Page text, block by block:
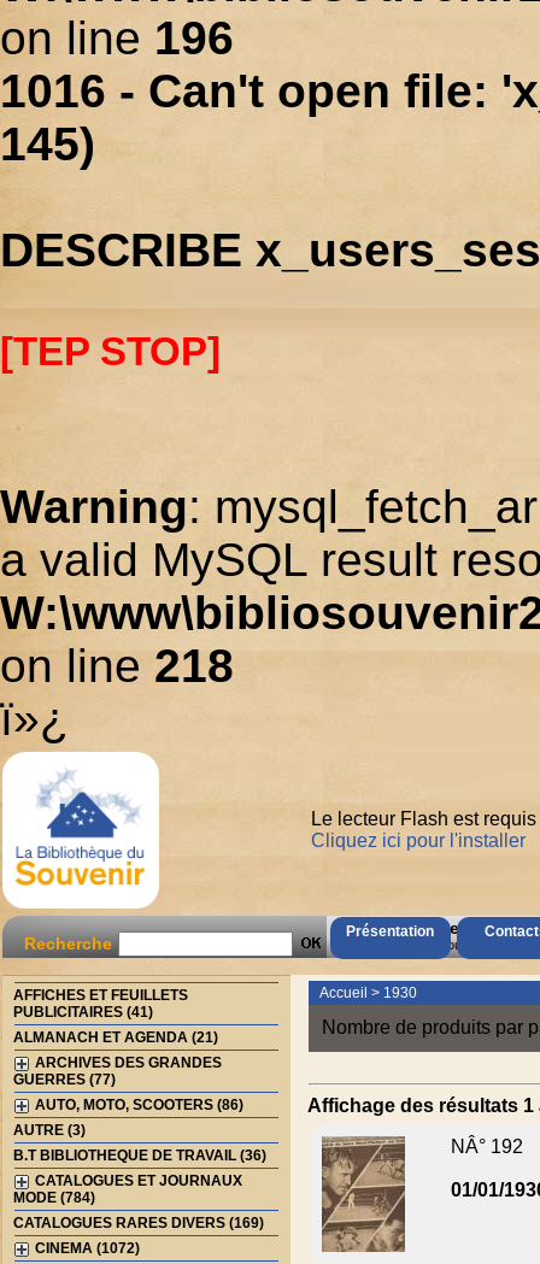
on line 196
1016 - Can't open file:
145)
DESCRIBE
[TEP STOP]
Warning:
a valid MySQL result
on line 218
ï»¿
Présentation
Le lecteur Flash est
Cliquez ici pour l'installer
Recherche
AccÃ¨s Client
Mot de passe oubliÃ© ?
AFFICHES ET FEUILLETS
PUBLICITAIRES (41)
ALMANACH ET AGENDA (21)
ARCHIVES DES GRANDES
GUERRES (77)
AUTO, MOTO, SCOOTERS (86)
AUTRE (3)
B.T BIBLIOTHEQUE DE TRAVAIL (36)
CATALOGUES ET JOURNAUX
MODE (784)
CATALOGUES RARES DIVERS (169)
CINEMA (1072)
Accueil > 1930
Nombre de produits par
Affichage des résultats 1
NÂ° 192
01/01/